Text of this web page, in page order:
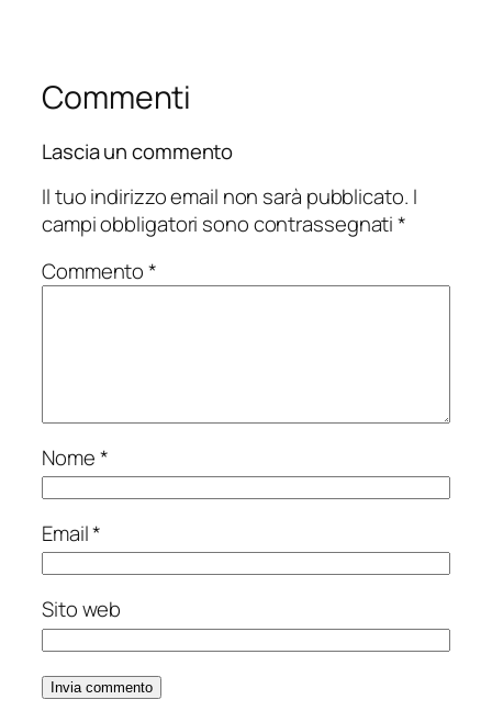
Commenti
Lascia un commento
Il tuo indirizzo email non sarà pubblicato. I
campi obbligatori sono contrassegnati*
Commento*
Nome*
Email*
Sito web